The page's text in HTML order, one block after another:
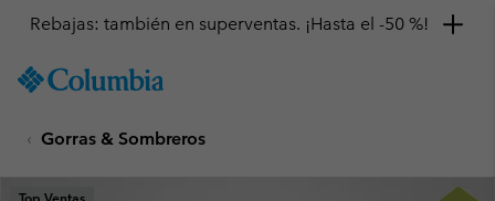
TO
SKIP
MAIN
Rebajas: también en superventas. ¡Hasta el -50 %!
Gorras & Sombreros